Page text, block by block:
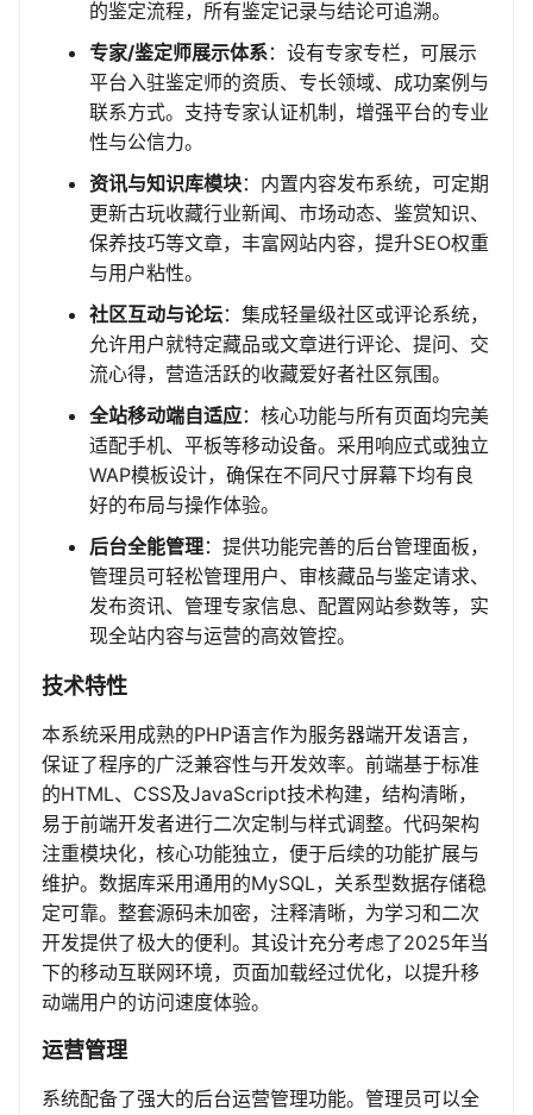
的鉴定流程，所有鉴定记录与结论可追溯。
专家/鉴定师展示体系：设有专家专栏，可展示
平台入驻鉴定师的资质、专长领域、成功案例与
联系方式。支持专家认证机制，增强平台的专业
性与公信力。
资讯与知识库模块：内置内容发布系统，可定期
更新古玩收藏行业新闻、市场动态、鉴赏知识、
保养技巧等文章，丰富网站内容，提升SEO权重
与用户粘性。
社区互动与论坛：集成轻量级社区或评论系统，
允许用户就特定藏品或文章进行评论、提问、交
流心得，营造活跃的收藏爱好者社区氛围。
全站移动端自适应：核心功能与所有页面均完美
适配手机、平板等移动设备。采用响应式或独立
WAP模板设计，确保在不同尺寸屏幕下均有良
好的布局与操作体验。
后台全能管理：提供功能完善的后台管理面板，
管理员可轻松管理用户、审核藏品与鉴定请求、
发布资讯、管理专家信息、配置网站参数等，实
现全站内容与运营的高效管控。
技术特性
本系统采用成熟的PHP语言作为服务器端开发语言，
保证了程序的广泛兼容性与开发效率。前端基于标准
的HTML、CSS及JavaScript技术构建，结构清晰，
易于前端开发者进行二次定制与样式调整。代码架构
注重模块化，核心功能独立，便于后续的功能扩展与
维护。数据库采用通用的MySQL，关系型数据存储稳
定可靠。整套源码未加密，注释清晰，为学习和二次
开发提供了极大的便利。其设计充分考虑了2025年当
下的移动互联网环境，页面加载经过优化，以提升移
动端用户的访问速度体验。
运营管理
系统配备了强大的后台运营管理功能。管理员可以全